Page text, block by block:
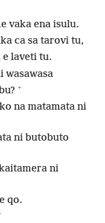
vaka ena isulu.
ca sa tarovi tu,
e laveti tu.
wasawasa
+
na matamata ni
ni butobuto
ni
qo.